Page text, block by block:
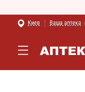
Киев Ваша аптека